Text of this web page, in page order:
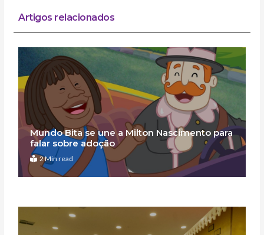
Artigos relacionados
Mundo Bita se une a Milton Nascimento para
falar sobre adoção
2 Min read